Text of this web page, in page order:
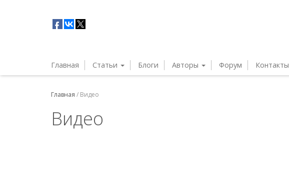
Главная Статьи Блоги Авторы Форум Контакты
Главная / Видео
Видео